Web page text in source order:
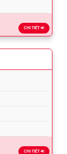
CHI TIẾT
CHI TIẾT